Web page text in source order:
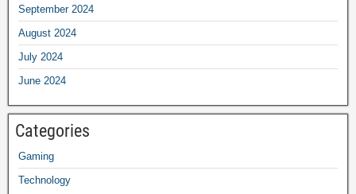
September 2024
August 2024
July 2024
June 2024
Categories
Gaming
Technology